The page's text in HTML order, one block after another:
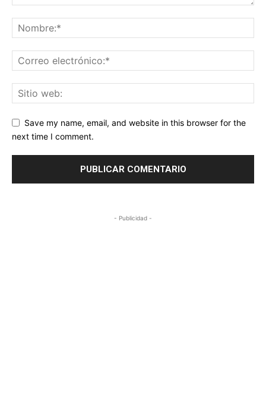
Save my name, email, and website in this browser for the
next time I comment.
- Publicidad -